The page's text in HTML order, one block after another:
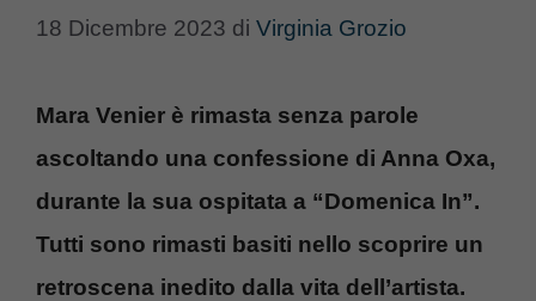
18 Dicembre 2023 di Virginia Grozio
Mara Venier è rimasta senza parole
ascoltando una confessione di Anna Oxa,
durante la sua ospitata a “Domenica In”.
Tutti sono rimasti basiti nello scoprire un
retroscena inedito dalla vita dell’artista.